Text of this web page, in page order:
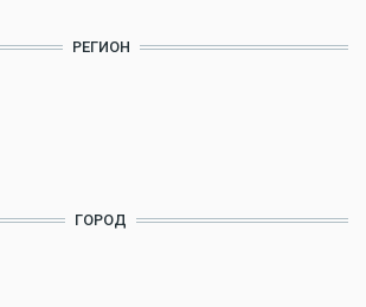
РЕГИОН
ГОРОД